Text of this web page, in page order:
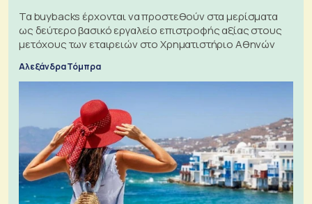
Τα buybacks έρχονται να προστεθούν στα μερίσματα
ως δεύτερο βασικό εργαλείο επιστροφής αξίας στους
μετόχους των εταιρειών στο Χρηματιστήριο Αθηνών
Αλεξάνδρα Τόμπρα